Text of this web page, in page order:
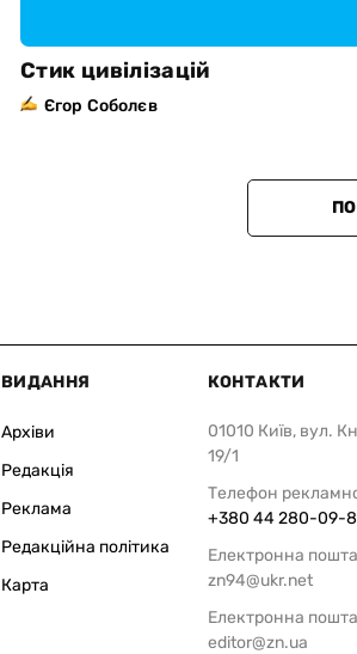
Стик цивілізацій
Єгор Соболєв
ВИДАННЯ
Архіви
Редакція
Реклама
Редакційна політика
Карта
КОНТАКТИ
01010 Київ, вул.
19/1
Телефон
+380 44 280-09-
Електронна пошта
zn94@ukr.net
Електронна
editor@zn.ua